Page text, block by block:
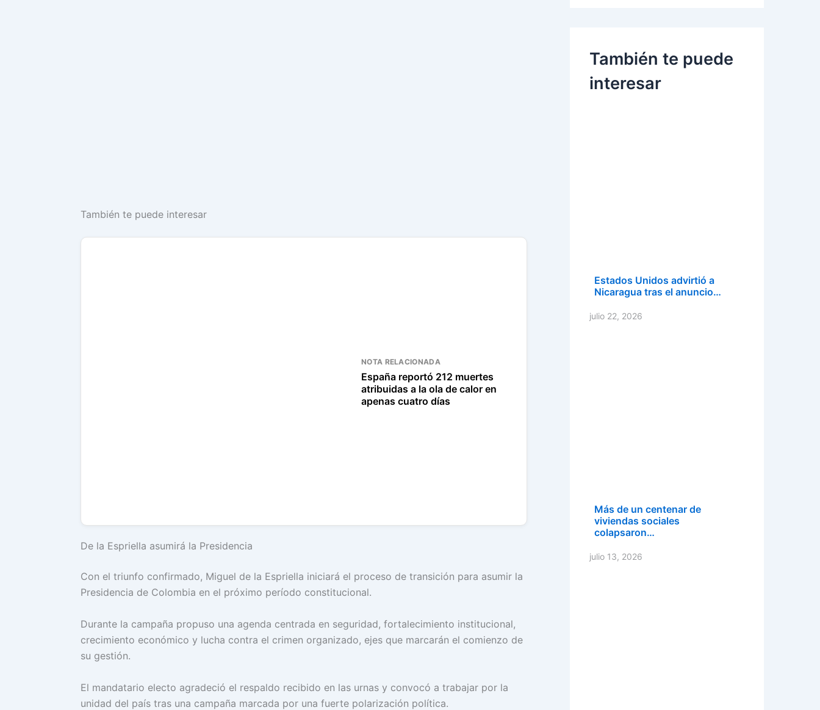
También te puede interesar
NOTA RELACIONADA
España reportó 212 muertes
atribuidas a la ola de calor en
apenas cuatro días
De la Espriella asumirá la Presidencia
Con el triunfo confirmado, Miguel de la Espriella iniciará el proceso de transición para asumir la
Presidencia de Colombia en el próximo período constitucional.
Durante la campaña propuso una agenda centrada en seguridad, fortalecimiento institucional,
crecimiento económico y lucha contra el crimen organizado, ejes que marcarán el comienzo de
su gestión.
El mandatario electo agradeció el respaldo recibido en las urnas y convocó a trabajar por la
unidad del país tras una campaña marcada por una fuerte polarización política.
También te puede
interesar
Estados Unidos advirtió a
Nicaragua tras el anuncio…
julio 22, 2026
Más de un centenar de
viviendas sociales
colapsaron…
julio 13, 2026